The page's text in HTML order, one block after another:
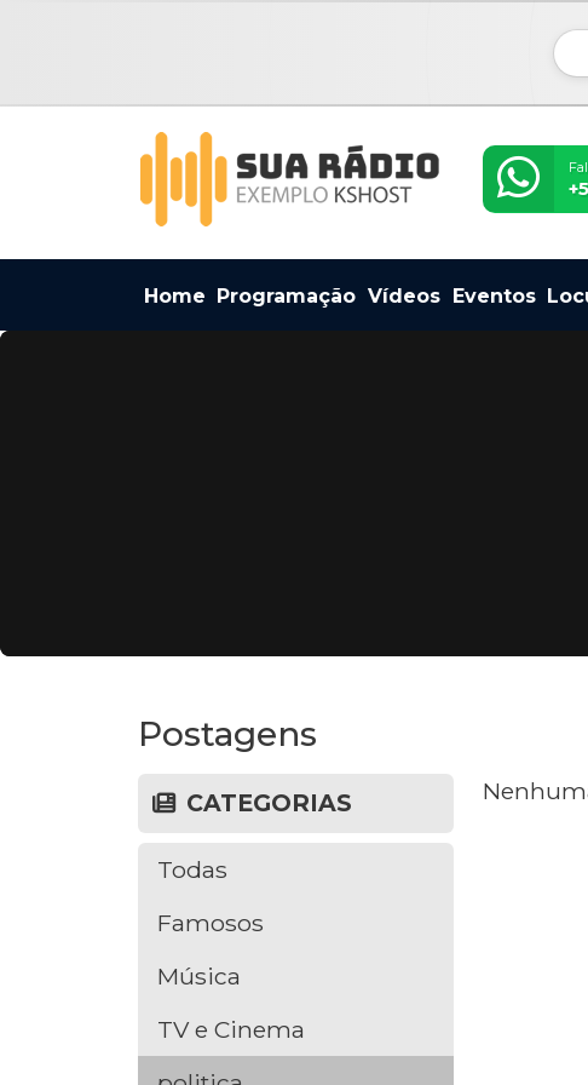
Home Programação Vídeos Eventos
Postagens
CATEGORIAS
Todas
Famosos
Música
TV e Cinema